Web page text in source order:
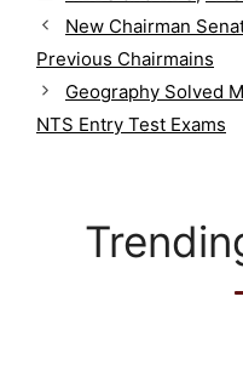
t
e
g
o
r
New Chairman
Previous Chairmains
Geography Solved
NTS Entry Test Exams